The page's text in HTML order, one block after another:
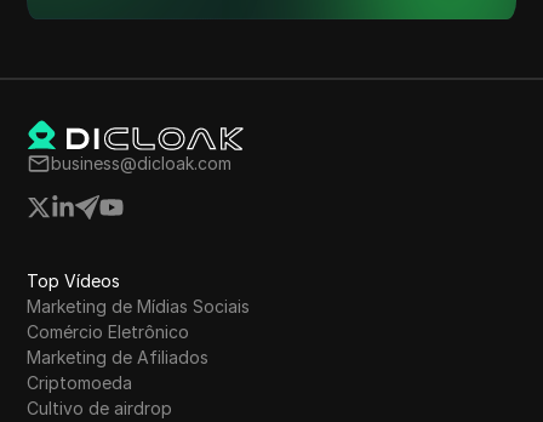
business@dicloak.com
Top Vídeos
Marketing de Mídias Sociais
Comércio Eletrônico
Marketing de Afiliados
Criptomoeda
Cultivo de airdrop